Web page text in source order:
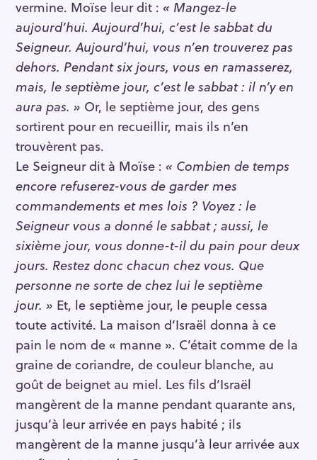
vermine. Moïse leur dit : « Mangez-le
aujourd’hui. Aujourd’hui, c’est le sabbat du
Seigneur. Aujourd’hui, vous n’en trouverez pas
dehors. Pendant six jours, vous en ramasserez,
mais, le septième jour, c’est le sabbat : il n’y en
aura pas. » Or, le septième jour, des gens
sortirent pour en recueillir, mais ils n’en
trouvèrent pas.
Le Seigneur dit à Moïse : « Combien de temps
encore refuserez-vous de garder mes
commandements et mes lois ? Voyez : le
Seigneur vous a donné le sabbat ; aussi, le
sixième jour, vous donne-t-il du pain pour deux
jours. Restez donc chacun chez vous. Que
personne ne sorte de chez lui le septième
jour. » Et, le septième jour, le peuple cessa
toute activité. La maison d’Israël donna à ce
pain le nom de « manne ». C’était comme de la
graine de coriandre, de couleur blanche, au
goût de beignet au miel. Les fils d’Israël
mangèrent de la manne pendant quarante ans,
jusqu’à leur arrivée en pays habité ; ils
mangèrent de la manne jusqu’à leur arrivée aux